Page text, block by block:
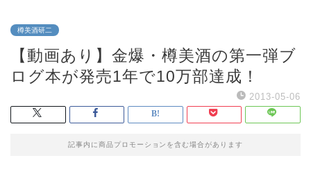
樽美酒研二
【動画あり】金爆・樽美酒の第一弾ブ
ログ本が発売1年で10万部達成！
2013-05-06
記事内に商品プロモーションを含む場合があります